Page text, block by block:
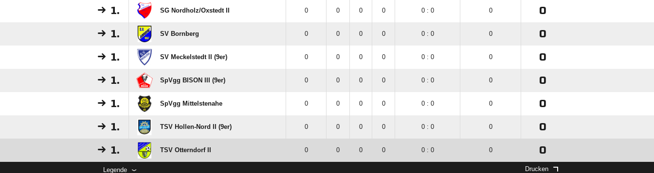
1. SG Nordholz/​Oxstedt II 0 0 0 0 0 : 0 0 0
1. SV Bornberg 0 0 0 0 0 : 0 0 0
1. SV Meckelstedt II (9er) 0 0 0 0 0 : 0 0 0
1. SpVgg BISON III (9er) 0 0 0 0 0 : 0 0 0
1. SpVgg Mittelstenahe 0 0 0 0 0 : 0 0 0
1. TSV Hollen-Nord II (9er) 0 0 0 0 0 : 0 0 0
1. TSV Otterndorf II 0 0 0 0 0 : 0 0 0
Legende Drucken